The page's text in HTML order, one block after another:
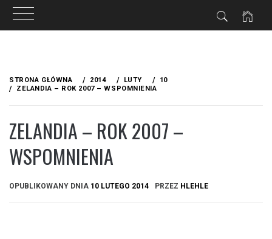
treści
STRONA GŁÓWNA 2014 LUTY
10
ZELANDIA – ROK 2007 – WSPOMNIENIA
ZELANDIA – ROK 2007 –
WSPOMNIENIA
OPUBLIKOWANY DNIA 10 LUTEGO 2014 PRZEZ HLEHLE